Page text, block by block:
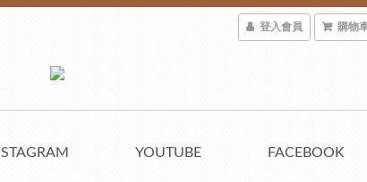
登入會員 購物
YOUTUBE FACEBOOK